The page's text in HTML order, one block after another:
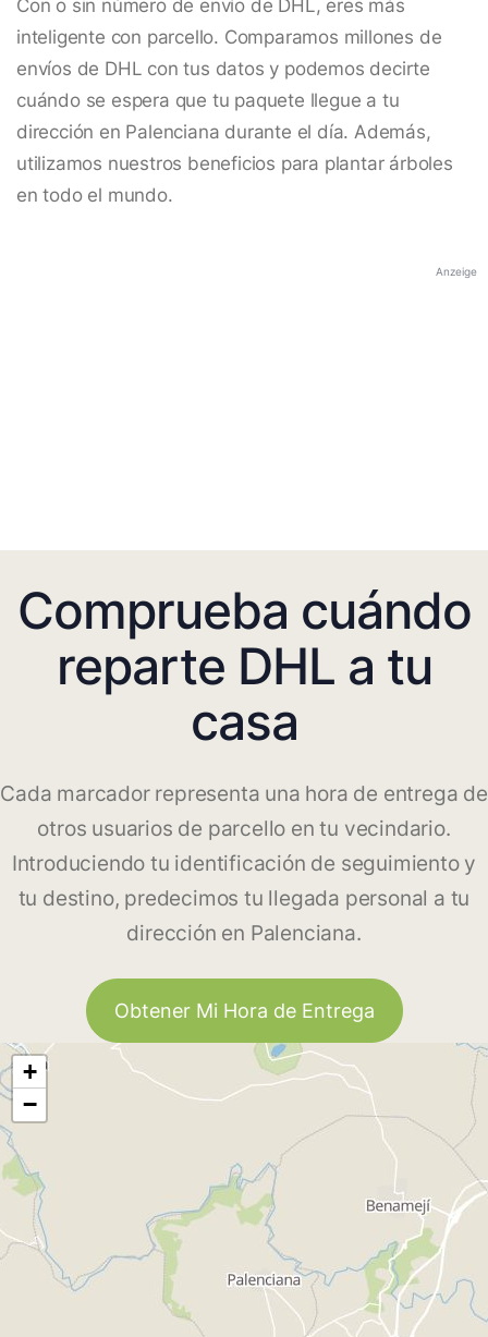
Con o sin número de envío de DHL, eres más
inteligente con parcello. Comparamos millones de
envíos de DHL con tus datos y podemos decirte
cuándo se espera que tu paquete llegue a tu
dirección en Palenciana durante el día. Además,
utilizamos nuestros beneficios para plantar árboles
en todo el mundo.
Anzeige
Comprueba cuándo
reparte DHL a tu
casa
Cada marcador representa una hora de entrega de
otros usuarios de parcello en tu vecindario.
Introduciendo tu identificación de seguimiento y
tu destino, predecimos tu llegada personal a tu
dirección en Palenciana.
Obtener Mi Hora de Entrega
+
−